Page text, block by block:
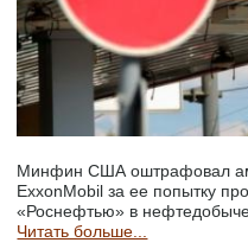
Минфин США оштрафовал
ExxonMobil за ее попытку
«Роснефтью» в
Читать больше...